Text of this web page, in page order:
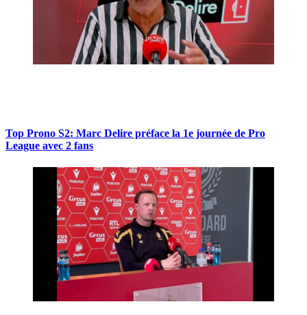
Top Prono S2: Marc Delire préface la 1e journée de Pro
League avec 2 fans